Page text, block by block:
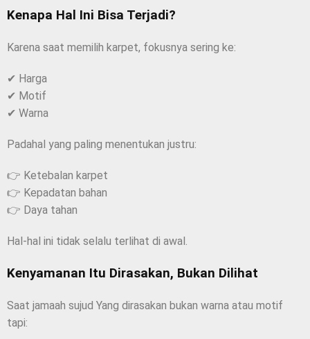
Kenapa Hal Ini Bisa Terjadi?
Karena saat memilih karpet, fokusnya sering ke:
✔ Harga
✔ Motif
✔ Warna
Padahal yang paling menentukan justru:
👉 Ketebalan karpet
👉 Kepadatan bahan
👉 Daya tahan
Hal-hal ini tidak selalu terlihat di awal.
Kenyamanan Itu Dirasakan, Bukan Dilihat
Saat jamaah sujud Yang dirasakan bukan warna atau motif
tapi: